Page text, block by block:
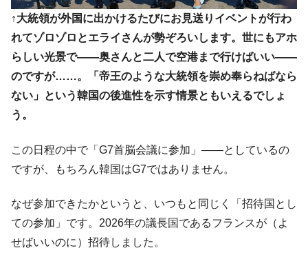
た ⇒ 国家が行った恐るべき株価操作であり、空前の国政壟
断
韓国･警察職員が「丸刈りになって抗議活
動」
『Money1』
中国だけが鉄鋼輸出を異常増加させる ⇒ 中
国の過剰生産が世界を蝕む。
『Money1』
【米韓激突案件】韓国消費者院が『クーパ
ン』1人当たり賠償10万ウォンを認定 ⇒ 総額3兆7,000億
『Money1』 韓国で猛暑。南東部では干ばつ
『Money1』
韓国型イージス搭載の次世代駆逐艦
「KDDX」1番艦、2032年竣工と公示
↑大統領が外国に出かけるたびにお見送りイベントが行わ
れてゾロゾロとエライさんが勢ぞろいします。世にもアホ
らしい光景で――奥さんと二人で空港まで行けばいい――
のですが……。「帝王のような大統領を崇め奉らねばなら
ない」という韓国の後進性を示す情景ともいえるでしょ
う。
この日程の中で「G7首脳会議に参加」――としているの
ですが、もちろん韓国はG7ではありません。
なぜ参加できたかというと、いつもと同じく「招待国とし
ての参加」です。2026年の議長国であるフランスが（よ
せばいいのに）招待しました。